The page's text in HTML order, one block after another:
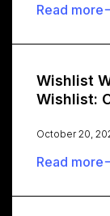
Read more
Wishlist
Wishlist:
October 20,
Read more